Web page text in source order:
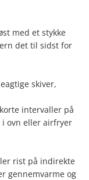
med et stykke
det til sidst for
skiver,
intervaller på
i ovn eller airfryer
rist på indirekte
gennemvarme og